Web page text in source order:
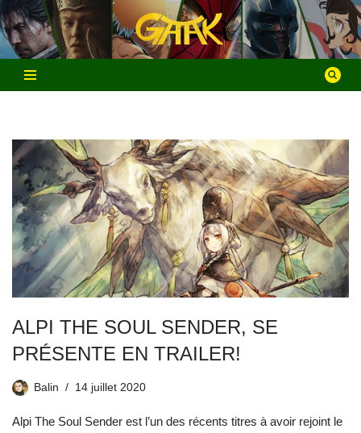
Aller
au
contenu
ALPI THE SOUL SENDER, SE
PRÉSENTE EN TRAILER!
Balin 14 juillet 2020
Alpi The Soul Sender est l’un des récents titres à avoir rejoint le